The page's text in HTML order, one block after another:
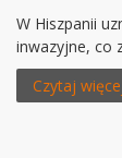
W Hiszpanii
inwazyjne, co
Czytaj